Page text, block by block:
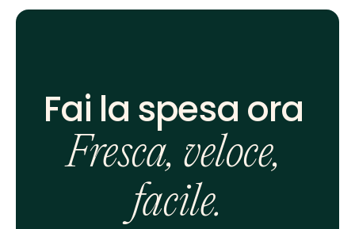
Fai la spesa ora
Fresca, veloce,
facile.